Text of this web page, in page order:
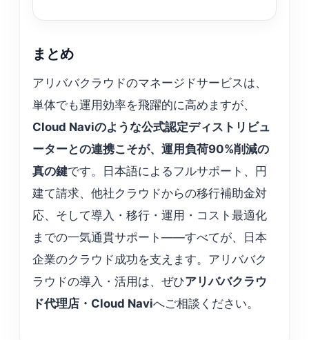
まとめ
アリババクラウドのマネージドサービスは、
単体でも運用効率を飛躍的に高めますが、
Cloud Naviのような公式認定ディストリビュ
ーターとの連携こそが、運用負荷90%削減の
真の鍵です。日本語によるフルサポート、円
建て請求、他社クラウドからの移行補助金対
応、そして導入・移行・運用・コスト最適化
までの一気通貫サポート——すべてが、日本
企業のクラウド成功を支えます。アリババク
ラウドの導入・活用は、ぜひアリババクラウ
ド代理店・Cloud Naviへご相談ください。